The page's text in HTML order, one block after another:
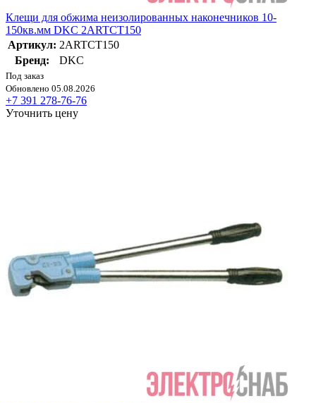
Клещи для обжима неизолированных наконечников 10-
150кв.мм DKC 2ARTCT150
Артикул: 2ARTCT150
Бренд:
DKC
Под заказ
Обновлено 05.08.2026
+7 391 278-76-76
Уточнить цену